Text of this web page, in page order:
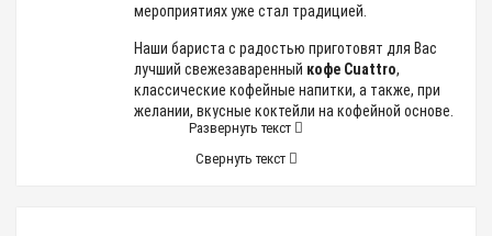
мероприятиях уже стал традицией.
Наши бариста с радостью приготовят для Вас
лучший свежезаваренный кофе Cuattro,
классические кофейные напитки, а также, при
желании, вкусные коктейли на кофейной основе.
Школа бариста
Развернуть текст
Свернуть текст